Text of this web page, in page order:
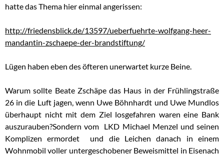
hatte das Thema hier einmal angerissen:
http://friedensblick.de/13597/ueberfuehrte-wolfgang-heer-
mandantin-zschaepe-der-brandstiftung/
Lügen haben eben des öfteren unerwartet kurze Beine.
Warum sollte Beate Zschäpe das Haus in der Frühlingstraße
26 in die Luft jagen, wenn Uwe Böhnhardt und Uwe Mundlos
überhaupt nicht mit dem Ziel losgefahren waren eine Bank
auszurauben?Sondern vom LKD Michael Menzel und seinen
Komplizen ermordet und die Leichen danach in einem
Wohnmobil voller untergeschobener Beweismittel in Eisenach